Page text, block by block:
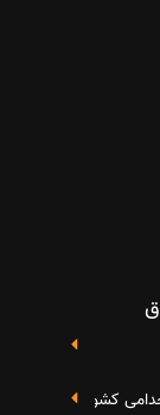
کشور در خصوص